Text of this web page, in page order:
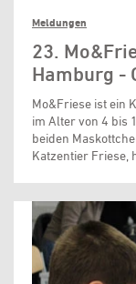
Meldungen
23.
Hamburg -
Mo&Friese ist ein
im Alter von 4 bis
beiden
Katzentier Friese,